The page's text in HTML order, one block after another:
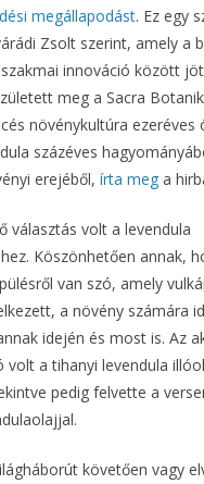
megállapodást. Ez egy
Zsolt szerint, amely a
innováció között
meg a Sacra
növénykultúra ezeréves
százéves
erejéből, írta mega
választás volt a levendula
Köszönhetően annak,
van szó, amely
a növény számára
idején és most is. Az
volt a tihanyi levendula
pedig felvette a
követően vagy